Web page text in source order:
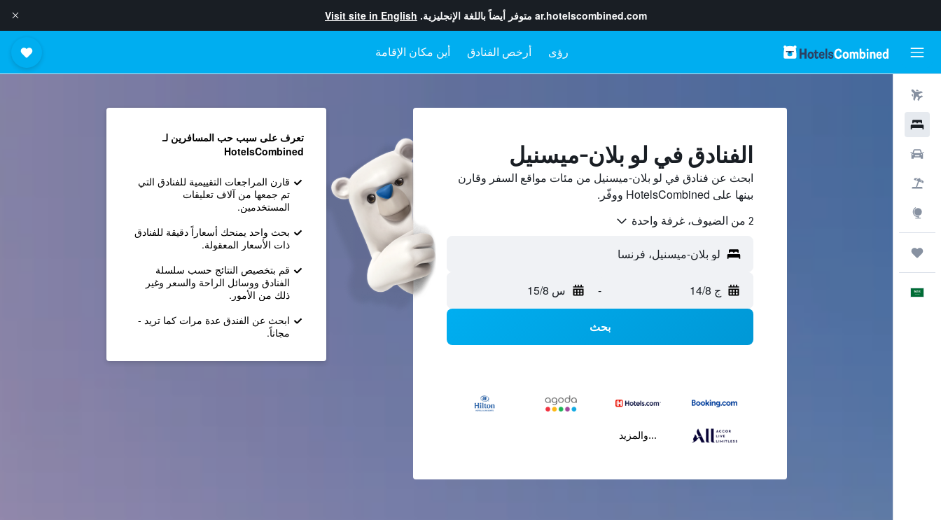
ar.hotelscombined.com متوفر أيضاً باللغة الإنجليزية. Visit site in English
رؤى أرخص الفنادق أين مكان الإقامة
الفنادق في لو بلان-ميسنيل
ابحث عن فنادق في لو بلان-ميسنيل من مئات مواقع السفر وقارن
بينها على HotelsCombined ووفّر.
2 من الضيوف، غرفة واحدة
ج 14/8 - س 15/8
بحث
...والمزيد
تعرف على سبب حب المسافرين لـ
HotelsCombined
قارن المراجعات التقييمية للفنادق التي
تم جمعها من آلاف تعليقات
المستخدمين.
بحث واحد يمنحك أسعاراً دقيقة للفنادق
ذات الأسعار المعقولة.
قم بتخصيص النتائج حسب سلسلة
الفنادق ووسائل الراحة والسعر وغير
ذلك من الأمور.
ابحث عن الفندق عدة مرات كما تريد -
مجاناً.